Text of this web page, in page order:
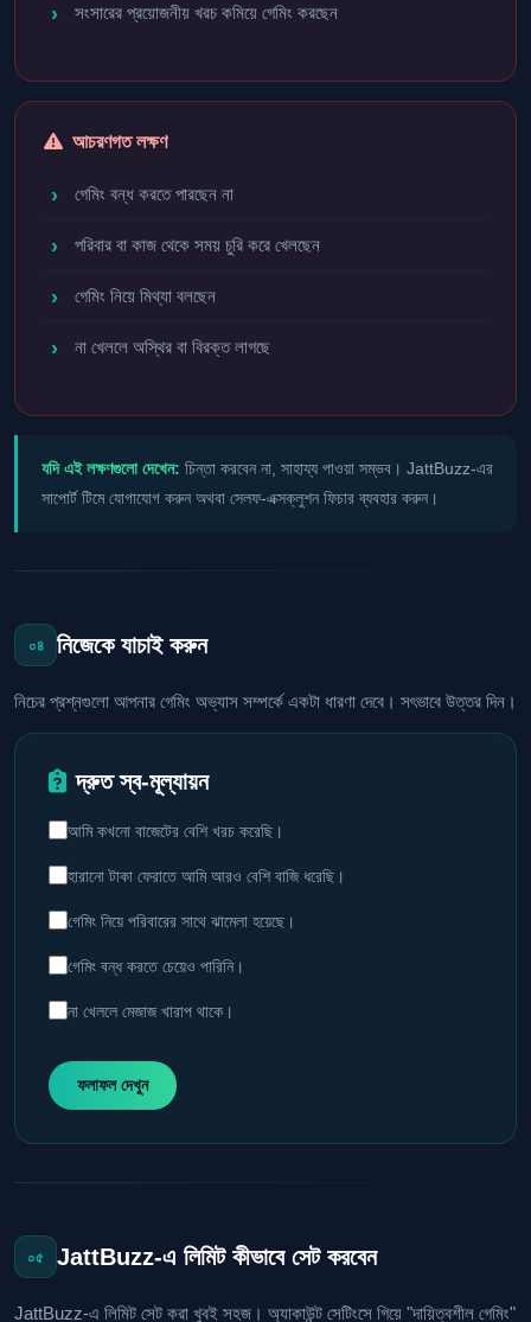
সংসারের প্রয়োজনীয় খরচ কমিয়ে গেমিং করছেন
আচরণগত লক্ষণ
গেমিং বন্ধ করতে পারছেন না
পরিবার বা কাজ থেকে সময় চুরি করে খেলছেন
গেমিং নিয়ে মিথ্যা বলছেন
না খেললে অস্থির বা বিরক্ত লাগছে
যদি এই লক্ষণগুলো দেখেন: চিন্তা করবেন না, সাহায্য পাওয়া সম্ভব। JattBuzz-এর
সাপোর্ট টিমে যোগাযোগ করুন অথবা সেলফ-এক্সক্লুশন ফিচার ব্যবহার করুন।
০৪ নিজেকে যাচাই করুন
নিচের প্রশ্নগুলো আপনার গেমিং অভ্যাস সম্পর্কে একটা ধারণা দেবে। সৎভাবে উত্তর দিন।
দ্রুত স্ব-মূল্যায়ন
আমি কখনো বাজেটের বেশি খরচ করেছি।
হারানো টাকা ফেরাতে আমি আরও বেশি বাজি ধরেছি।
গেমিং নিয়ে পরিবারের সাথে ঝামেলা হয়েছে।
গেমিং বন্ধ করতে চেয়েও পারিনি।
না খেললে মেজাজ খারাপ থাকে।
ফলাফল দেখুন
০৫ JattBuzz-এ লিমিট কীভাবে সেট করবেন
JattBuzz-এ লিমিট সেট করা খুবই সহজ। অ্যাকাউন্ট সেটিংসে গিয়ে "দায়িত্বশীল গেমিং"